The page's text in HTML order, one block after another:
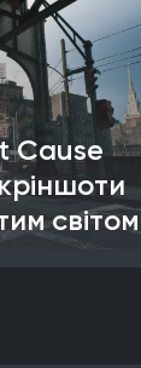
Cause
світом